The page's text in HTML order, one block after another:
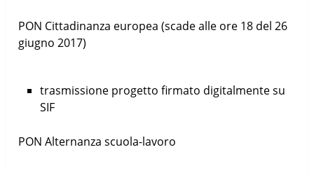
PON Cittadinanza europea (scade alle ore 18 del 26
giugno 2017)
trasmissione progetto firmato digitalmente su
SIF
PON Alternanza scuola-lavoro